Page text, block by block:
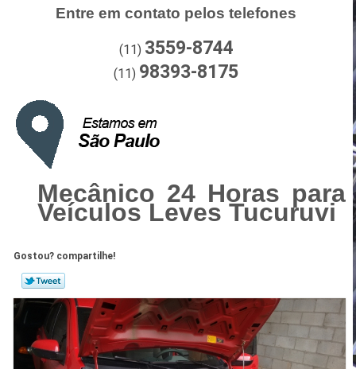
Entre em contato pelos telefones
(11) 3559-8744
(11) 98393-8175
Mecânico 24 Horas para
Veículos Leves Tucuruvi
Gostou? compartilhe!